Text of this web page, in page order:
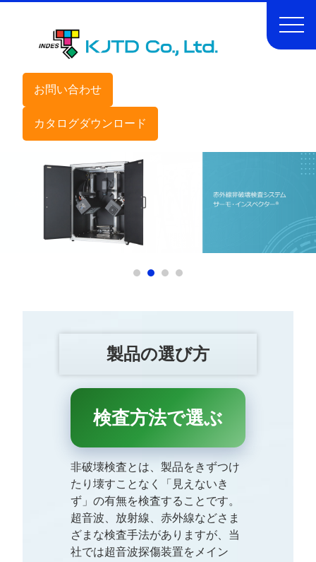
お問い合わせ
カタログダウンロード
製品の選び方
検査方法で選ぶ
非破壊検査とは、製品をきずつけ
たり壊すことなく「見えないき
ず」の有無を検査することです。
超音波、放射線、赤外線などさま
ざまな検査手法がありますが、当
社では超音波探傷装置をメイン